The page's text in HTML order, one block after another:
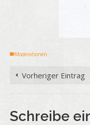
Moderationen
Vorheriger Eintrag
Schreibe